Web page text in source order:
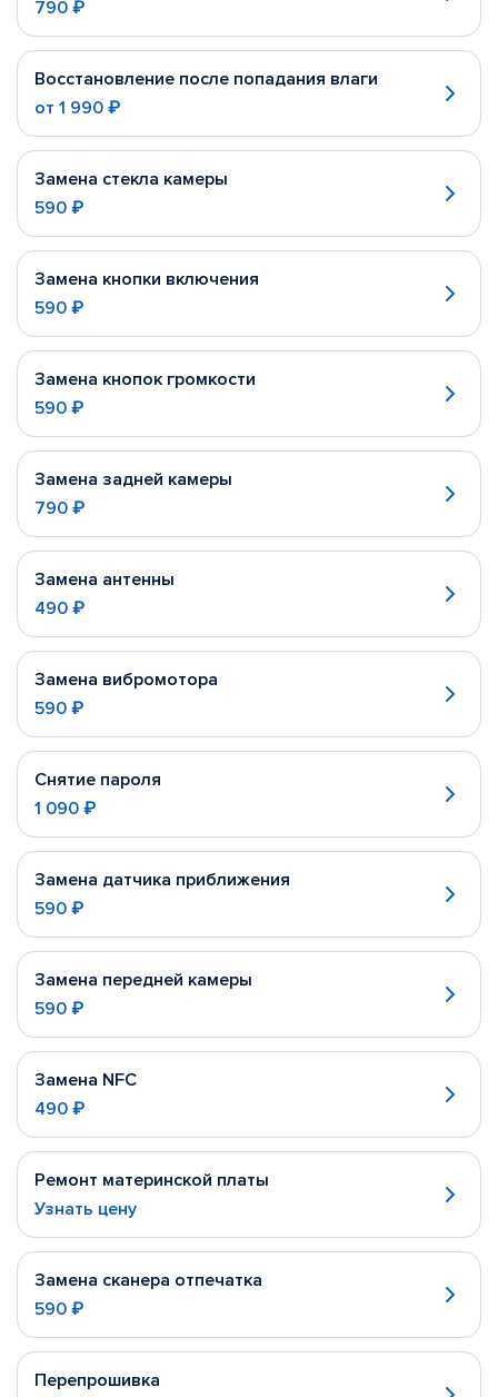
790 ₽
Восстановление после попадания влаги
от 1 990 ₽
Замена стекла камеры
590 ₽
Замена кнопки включения
590 ₽
Замена кнопок громкости
590 ₽
Замена задней камеры
790 ₽
Замена антенны
490 ₽
Замена вибромотора
590 ₽
Снятие пароля
1 090 ₽
Замена датчика приближения
590 ₽
Замена передней камеры
590 ₽
Замена NFC
490 ₽
Ремонт материнской платы
Узнать цену
Замена сканера отпечатка
590 ₽
Перепрошивка